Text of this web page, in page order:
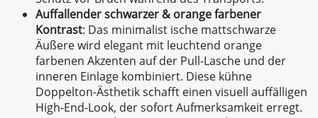
Auffallender schwarzer & orange farbener
Kontrast: Das minimalist ische mattschwarze
Äußere wird elegant mit leuchtend orange
farbenen Akzenten auf der Pull-Lasche und der
inneren Einlage kombiniert. Diese kühne
Doppelton-Ästhetik schafft einen visuell auffälligen
High-End-Look, der sofort Aufmerksamkeit erregt.